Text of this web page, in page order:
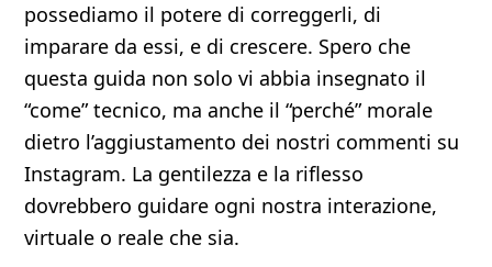
possediamo il potere di correggerli, di
imparare da essi, e di crescere. Spero che
questa guida non solo vi abbia insegnato il
“come” tecnico, ma anche il “perché” morale
dietro l’aggiustamento dei nostri commenti su
Instagram. La gentilezza e la riflesso
dovrebbero guidare ogni nostra interazione,
virtuale o reale che sia.